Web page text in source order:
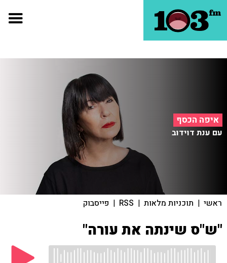
איפה הכסף
עם ענת דוידוב
ראשי | תוכניות מלאות |
RSS
| פייסבוק
"ש"ס שינתה את עורה"